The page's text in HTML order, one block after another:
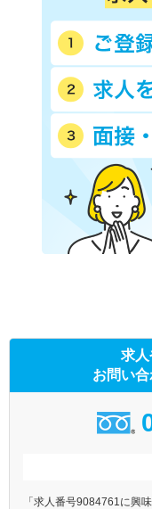
求
お問い
「求人番号9084761に興